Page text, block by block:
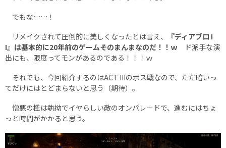
でもな……！
リメイクされて圧倒的に美しくなったとは言え、
『ディアブロ I
I』は基本的に20年前のゲームそのまんまなのだ！！ｗ ド派手な演
出にも、限度ってモンがあるのである！！！ｗ
それでも、今回紹介するのはACT IIIのボス戦なので、ただ暗いっ
てだけにはとどまらないと思う（期待）。
憎悪の檻は執拗でイヤらしい敵のオンパレードで、進むにはちょ
っと時間がかかると思う。